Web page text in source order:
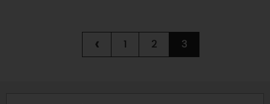
‹ 1 2 3